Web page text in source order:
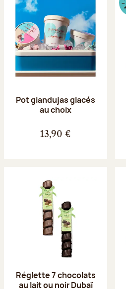
Pot giandujas glacés
au choix
13,90 €
Réglette 7 chocolats
au lait ou noir Dubaï